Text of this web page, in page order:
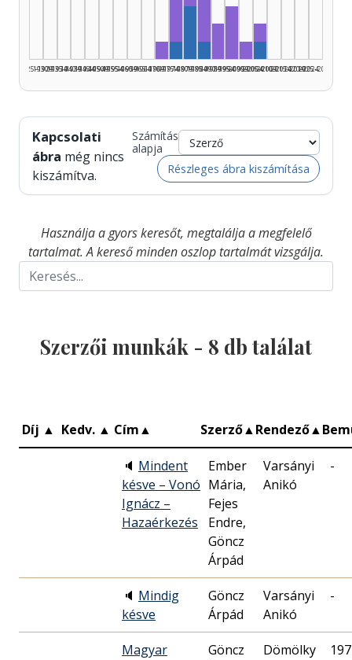
1925–1929
1930–1934
1935–1939
1940–1944
1945–1949
1950–1954
1955–1959
1960–1964
1965–1969
Fordító, 1970–1974: 1
1970–1974
Szerző, 1975–1979: 1
Fordító, 1975–1979: 3
1975–1979
Szerző, 1980–1984: 3
1980–1984
Szerző, 1985–1989: 1
1985–1989
1990–1994
Fordító, 1995–1999:
1995–1999
Fordító,
2000–2004
Szerző,
Fordító,
2005–2009
2010–2014
2015–2019
2020–2024
2025–2026
Kapcsolati
ábra még nincs
kiszámítva.
Számítás
alapja
Részleges ábra kiszámítása
Használja a gyors keresőt, megtalálja a megfelelő
tartalmat. A kereső minden oszlop tartalmát vizsgálja.
Szerzői munkák - 8 db találat
Díj ▲ Kedv. ▲ Cím▲ Szerző▲Rendező▲
🔈 Mindent
késve – Vonó
Ignácz –
Hazaérkezés
Ember
Mária,
Fejes
Endre,
Göncz
Árpád
Varsányi
Anikó
-
🔈 Mindig
késve
Göncz
Árpád
Varsányi
Anikó
-
Magyar
Göncz
Dömölky